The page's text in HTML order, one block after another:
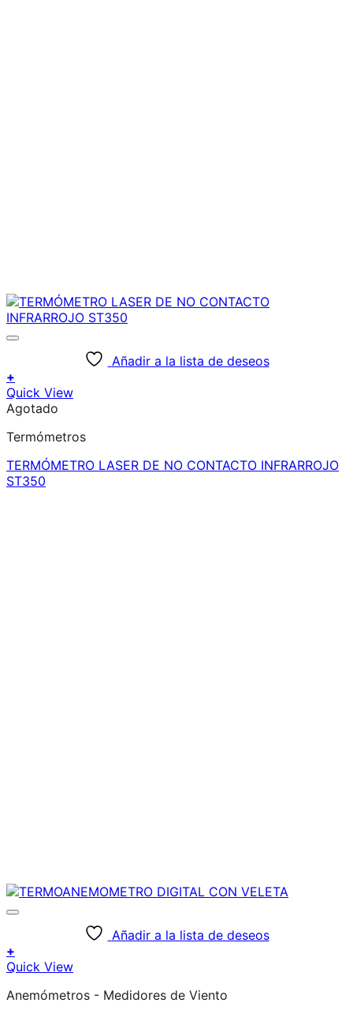
Añadir a la lista de deseos
+
Quick View
Agotado
Termómetros
TERMÓMETRO LASER DE NO CONTACTO INFRARROJO
ST350
Añadir a la lista de deseos
+
Quick View
Anemómetros - Medidores de Viento